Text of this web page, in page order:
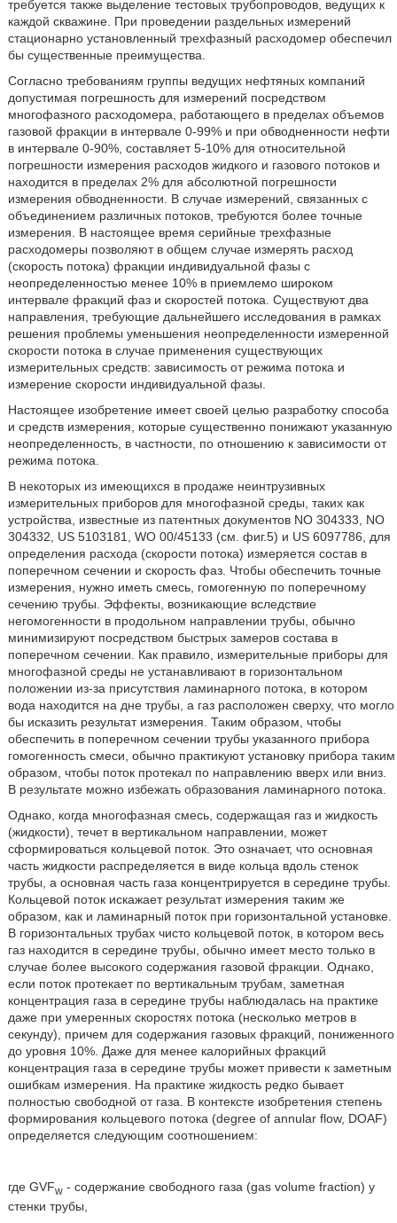
требуется также выделение тестовых трубопроводов, ведущих к
каждой скважине. При проведении раздельных измерений
стационарно установленный трехфазный расходомер обеспечил
бы существенные преимущества.
Согласно требованиям группы ведущих нефтяных компаний
допустимая погрешность для измерений посредством
многофазного расходомера, работающего в пределах объемов
газовой фракции в интервале 0-99% и при обводненности нефти
в интервале 0-90%, составляет 5-10% для относительной
погрешности измерения расходов жидкого и газового потоков и
находится в пределах 2% для абсолютной погрешности
измерения обводненности. В случае измерений, связанных с
объединением различных потоков, требуются более точные
измерения. В настоящее время серийные трехфазные
расходомеры позволяют в общем случае измерять расход
(скорость потока) фракции индивидуальной фазы с
неопределенностью менее 10% в приемлемо широком
интервале фракций фаз и скоростей потока. Существуют два
направления, требующие дальнейшего исследования в рамках
решения проблемы уменьшения неопределенности измеренной
скорости потока в случае применения существующих
измерительных средств: зависимость от режима потока и
измерение скорости индивидуальной фазы.
Настоящее изобретение имеет своей целью разработку способа
и средств измерения, которые существенно понижают указанную
неопределенность, в частности, по отношению к зависимости от
режима потока.
В некоторых из имеющихся в продаже неинтрузивных
измерительных приборов для многофазной среды, таких как
устройства, известные из патентных документов NO 304333, NO
304332, US 5103181, WO 00/45133 (см. фиг.5) и US 6097786, для
определения расхода (скорости потока) измеряется состав в
поперечном сечении и скорость фаз. Чтобы обеспечить точные
измерения, нужно иметь смесь, гомогенную по поперечному
сечению трубы. Эффекты, возникающие вследствие
негомогенности в продольном направлении трубы, обычно
минимизируют посредством быстрых замеров состава в
поперечном сечении. Как правило, измерительные приборы для
многофазной среды не устанавливают в горизонтальном
положении из-за присутствия ламинарного потока, в котором
вода находится на дне трубы, а газ расположен сверху, что могло
бы исказить результат измерения. Таким образом, чтобы
обеспечить в поперечном сечении трубы указанного прибора
гомогенность смеси, обычно практикуют установку прибора таким
образом, чтобы поток протекал по направлению вверх или вниз.
В результате можно избежать образования ламинарного потока.
Однако, когда многофазная смесь, содержащая газ и жидкость
(жидкости), течет в вертикальном направлении, может
сформироваться кольцевой поток. Это означает, что основная
часть жидкости распределяется в виде кольца вдоль стенок
трубы, а основная часть газа концентрируется в середине трубы.
Кольцевой поток искажает результат измерения таким же
образом, как и ламинарный поток при горизонтальной установке.
В горизонтальных трубах чисто кольцевой поток, в котором весь
газ находится в середине трубы, обычно имеет место только в
случае более высокого содержания газовой фракции. Однако,
если поток протекает по вертикальным трубам, заметная
концентрация газа в середине трубы наблюдалась на практике
даже при умеренных скоростях потока (несколько метров в
секунду), причем для содержания газовых фракций, пониженного
до уровня 10%. Даже для менее калорийных фракций
концентрация газа в середине трубы может привести к заметным
ошибкам измерения. На практике жидкость редко бывает
полностью свободной от газа. В контексте изобретения степень
формирования кольцевого потока (degree of annular flow, DOAF)
определяется следующим соотношением:
где GVFw- содержание свободного газа (gas volume fraction) у
стенки трубы,